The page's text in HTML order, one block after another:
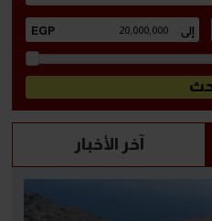
آخر الأخبار